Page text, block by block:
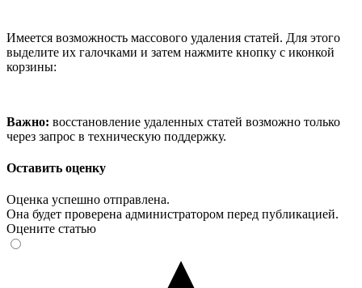
Имеется возможность массового удаления статей. Для этого
выделите их галочками и затем нажмите кнопку с иконкой
корзины:
Важно: восстановление удаленных статей возможно только
через запрос в техническую поддержку.
Оставить оценку
Оценка успешно отправлена.
Она будет проверена администратором перед публикацией.
Оцените статью